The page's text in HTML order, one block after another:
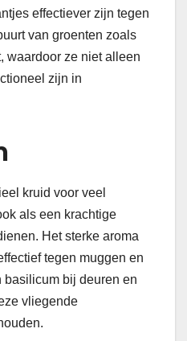
effectiever zijn tegen
van groenten zoals
waardoor ze niet alleen
zijn in
kruid voor veel
als een krachtige
Het sterke aroma
tegen muggen en
bij deuren en
vliegende